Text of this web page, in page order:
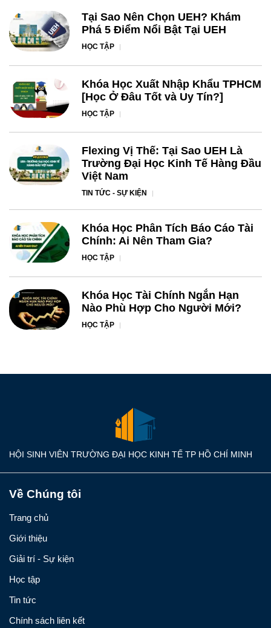
Tại Sao Nên Chọn UEH? Khám
Phá 5 Điểm Nổi Bật Tại UEH
HỌC TẬP
Khóa Học Xuất Nhập Khẩu TPHCM
[Học Ở Đâu Tốt và Uy Tín?]
HỌC TẬP
Flexing Vị Thế: Tại Sao UEH Là
Trường Đại Học Kinh Tế Hàng Đầu
Việt Nam
TIN TỨC - SỰ KIỆN
Khóa Học Phân Tích Báo Cáo Tài
Chính: Ai Nên Tham Gia?
HỌC TẬP
Khóa Học Tài Chính Ngắn Hạn
Nào Phù Hợp Cho Người Mới?
HỌC TẬP
HỘI SINH VIÊN TRƯỜNG ĐẠI HỌC KINH TẾ TP HỒ CHÍ MINH
Về Chúng tôi
Trang chủ
Giới thiệu
Giải trí - Sự kiện
Học tập
Tin tức
Chính sách liên kết